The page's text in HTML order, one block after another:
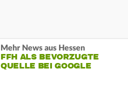
Mehr News aus Hessen
FFH ALS BEVORZUGTE
QUELLE BEI GOOGLE